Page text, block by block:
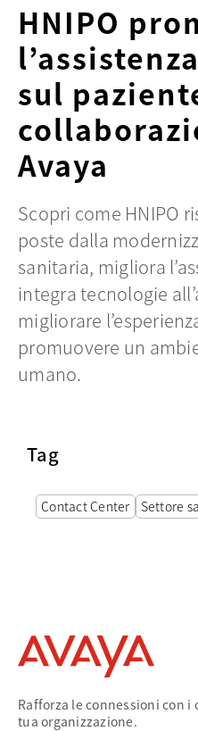
HNIPO
sul
Avaya
Scopri come HNIPO
poste dalla
sanitaria, migliora
integra tecnologie
migliorare
promuovere un
umano.
Tag
Contact Center Settore
Rafforza le connessioni con i
tua organizzazione.